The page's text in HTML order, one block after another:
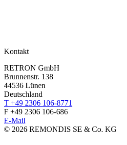
Kontakt
RETRON GmbH
Brunnenstr. 138
44536 Lünen
Deutschland
T +49 2306 106-8771
F +49 2306 106-686
E-Mail
© 2026 REMONDIS SE & Co. KG